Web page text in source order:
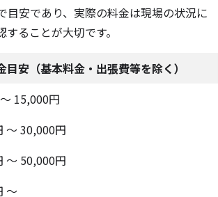
安であり、実際の料金は現場の状況に
ることが大切です。
目安（基本料金・出張費等を除く）
15,000円
～ 30,000円
～ 50,000円
～